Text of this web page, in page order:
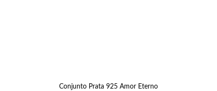
Conjunto Prata 925 Amor Eterno